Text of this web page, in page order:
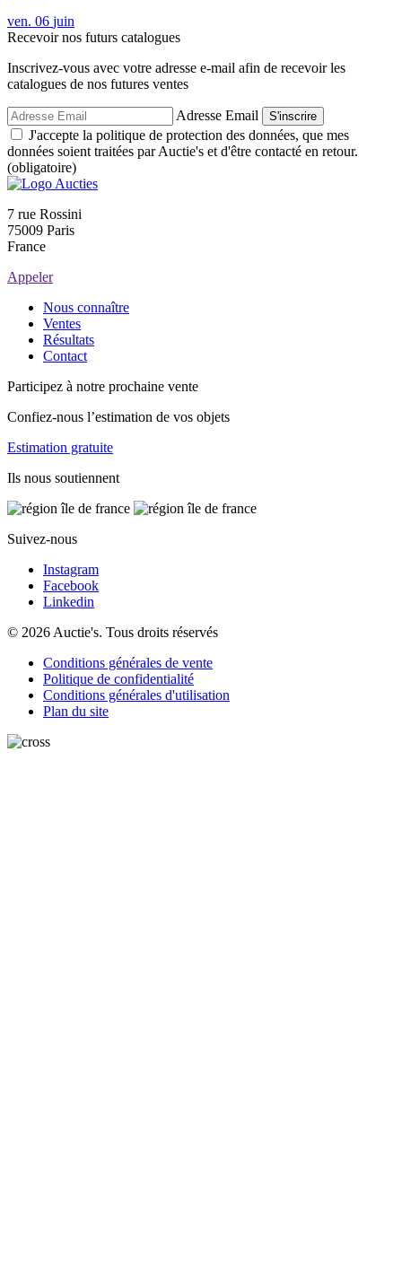
ven. 06 juin
Recevoir nos futurs catalogues
Inscrivez-vous avec votre adresse e-mail afin de recevoir les
catalogues de nos futures ventes
Adresse Email S'inscrire
J'accepte la politique de protection des données, que mes
données soient traitées par Auctie's et d'être contacté en retour.
(obligatoire)
7 rue Rossini
75009 Paris
France
Appeler
Nous connaître
Ventes
Résultats
Contact
Participez à notre prochaine vente
Confiez-nous l’estimation de vos objets
Estimation gratuite
Ils nous soutiennent
Suivez-nous
Instagram
Facebook
Linkedin
© 2026 Auctie's. Tous droits réservés
Conditions générales de vente
Politique de confidentialité
Conditions générales d'utilisation
Plan du site